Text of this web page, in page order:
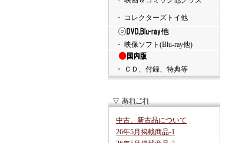
・ コレクターズトイ他
・ 映像ソフト(Blu-ray他)
・ ＣＤ、付録、特典等
中古、新古品について
26年5月掲載商品-1